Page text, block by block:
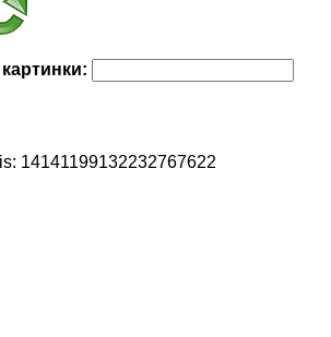
14141199132232767622